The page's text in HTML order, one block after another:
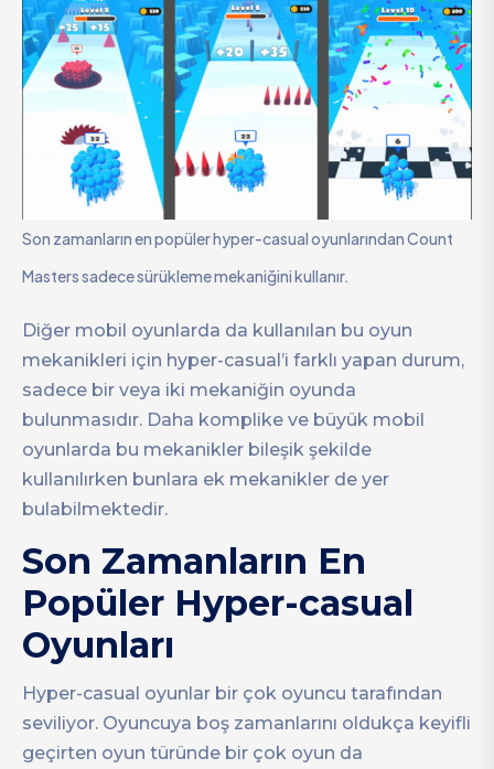
Son zamanların en popüler hyper-casual oyunlarından Count
Masters sadece sürükleme mekaniğini kullanır.
Diğer mobil oyunlarda da kullanılan bu oyun
mekanikleri için hyper-casual’i farklı yapan durum,
sadece bir veya iki mekaniğin oyunda
bulunmasıdır. Daha komplike ve büyük mobil
oyunlarda bu mekanikler bileşik şekilde
kullanılırken bunlara ek mekanikler de yer
bulabilmektedir.
Son Zamanların En
Popüler Hyper-casual
Oyunları
Hyper-casual oyunlar bir çok oyuncu tarafından
seviliyor. Oyuncuya boş zamanlarını oldukça keyifli
geçirten oyun türünde bir çok oyun da